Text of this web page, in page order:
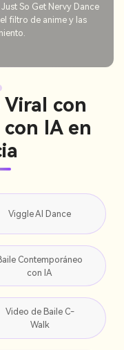
Get Nervy Dance de
divertido de usar.
con
IA en
Viggle AI Dance
Contemporáneo
con IA
Video de Baile C-
Walk